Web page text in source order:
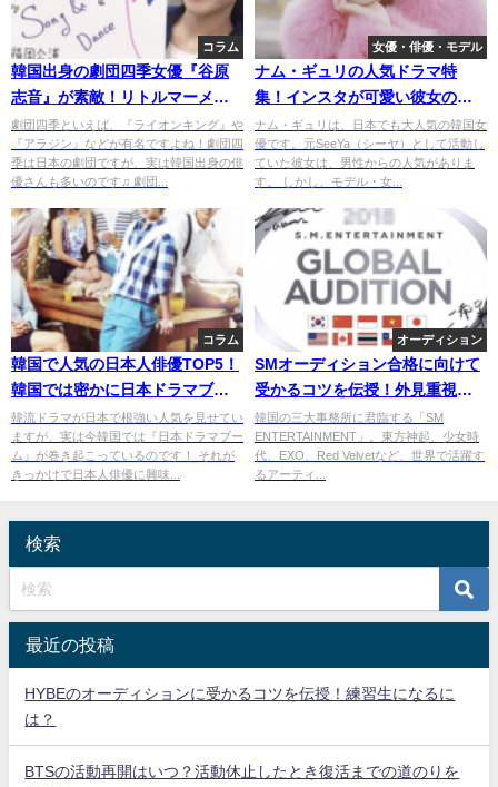
コラム
韓国出身の劇団四季女優『谷原
志音』が素敵！リトルマーメイ
ドでアリエルを演じる
劇団四季といえば、『ライオンキング』や
『アラジン』などが有名ですよね！劇団四
季は日本の劇団ですが、実は韓国出身の俳
優さんも多いのです♫ 劇団...
女優・俳優・モデル
ナム・ギュリの人気ドラマ特
集！インスタが可愛い彼女のプ
ロフィールを大解剖！
ナム・ギュリは、日本でも大人気の韓国女
優です。元SeeYa（シーヤ）として活動し
ていた彼女は、男性からの人気がありま
す。 しかし、モデル・女...
コラム
韓国で人気の日本人俳優TOP5！
韓国では密かに日本ドラマブー
ムが巻き起こっている！
韓流ドラマが日本で根強い人気を見せてい
ますが、実は今韓国では『日本ドラマブー
ム』が巻き起こっているのです！ それが
きっかけで日本人俳優に興味...
オーディション
SMオーディション合格に向けて
受かるコツを伝授！外見重視と
いう噂は本当？
韓国の三大事務所に君臨する「SM
ENTERTAINMENT」。東方神起、少女時
代、EXO、Red Velvetなど、世界で活躍す
るアーティ...
検索
最近の投稿
HYBEのオーディションに受かるコツを伝授！練習生になるに
は？
BTSの活動再開はいつ？活動休止したとき復活までの道のりを